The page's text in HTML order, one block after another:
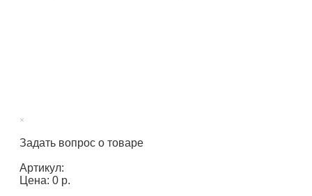
×
Задать вопрос о товаре
Артикул:
Цена: 0 р.